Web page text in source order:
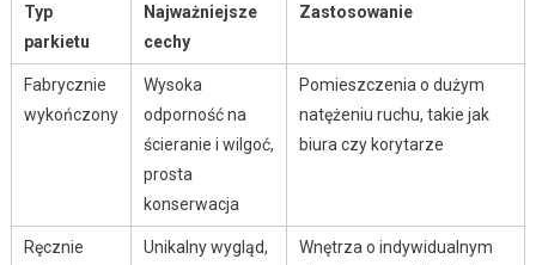
Typ
parkietu
Najważniejsze
cechy
Zastosowanie
Fabrycznie
wykończony
Wysoka
odporność na
ścieranie i wilgoć,
prosta
konserwacja
Pomieszczenia o dużym
natężeniu ruchu, takie jak
biura czy korytarze
Ręcznie
Unikalny wygląd,
Wnętrza o indywidualnym